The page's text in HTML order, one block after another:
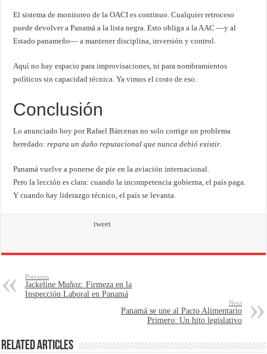
El sistema de monitoreo de la OACI es continuo. Cualquier retroceso
puede devolver a Panamá a la lista negra. Esto obliga a la AAC —y al
Estado panameño— a mantener disciplina, inversión y control.
Aquí no hay espacio para improvisaciones, ni para nombramientos
políticos sin capacidad técnica. Ya vimos el costo de eso.
Conclusión
Lo anunciado hoy por Rafael Bárcenas no solo corrige un problema
heredado:repara un daño reputacional que nunca debió existir.
Panamá vuelve a ponerse de pie en la aviación internacional.
Pero la lección es clara: cuando la incompetencia gobierna, el país paga.
Y cuando hay liderazgo técnico, el país se levanta.
tweet
Previous
Jackeline Muñoz: Firmeza en la
Inspección Laboral en Panamá
Next
Panamá se une al Pacto Alimentario
Primero: Un hito legislativo
Related Articles